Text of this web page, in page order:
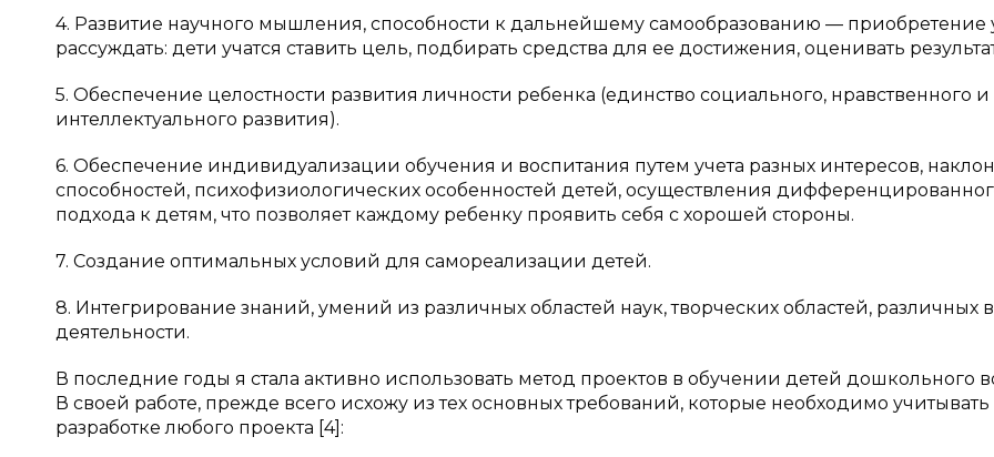
4. Развитие научного мышления, способности к дальнейшему самообразованию — приобретение
рассуждать: дети учатся ставить цель, подбирать средства для ее достижения, оценивать
5. Обеспечение целостности развития личности ребенка (единство социального, нравственного и
интеллектуального развития).
6. Обеспечение индивидуализации обучения и воспитания путем учета разных интересов,
способностей, психофизиологических особенностей детей, осуществления
подхода к детям, что позволяет каждому ребенку проявить себя с хорошей стороны.
7. Создание оптимальных условий для самореализации детей.
8. Интегрирование знаний, умений из различных областей наук, творческих областей, различных
деятельности.
В последние годы я стала активно использовать метод проектов в обучении детей дошкольного
В своей работе, прежде всего исхожу из тех основных требований, которые необходимо
разработке любого проекта [4]: